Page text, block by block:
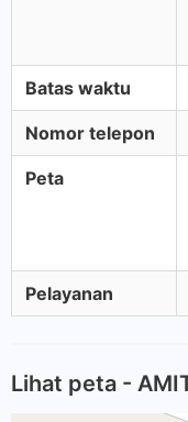
Batas waktu
Nomor telepon
Peta
Pelayanan
Lihat peta -